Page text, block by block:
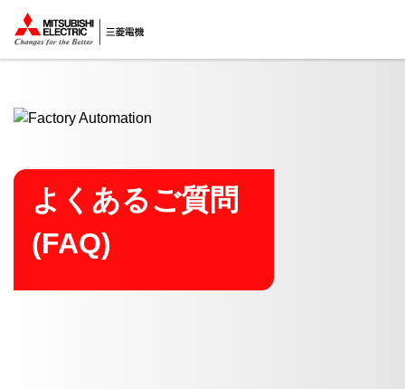
ここから本文
よくあるご質問
(FAQ)